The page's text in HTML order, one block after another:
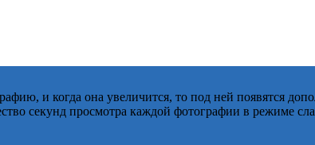
и когда она увеличится, то под ней появятся
секунд просмотра каждой фотографии в режиме